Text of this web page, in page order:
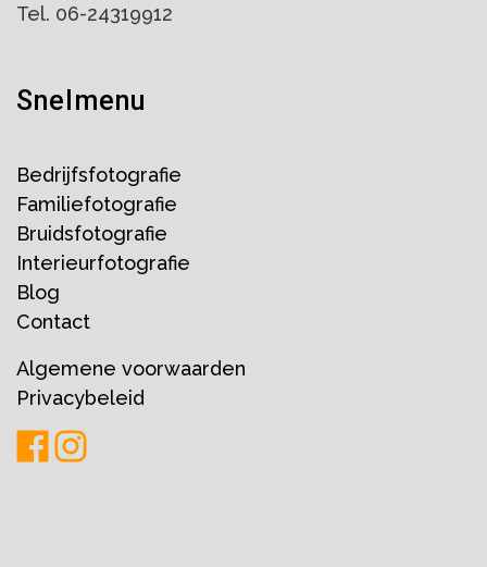
Tel. 06-24319912
Snelmenu
Bedrijfsfotografie
Familiefotografie
Bruidsfotografie
Interieurfotografie
Blog
Contact
Algemene voorwaarden
Privacybeleid